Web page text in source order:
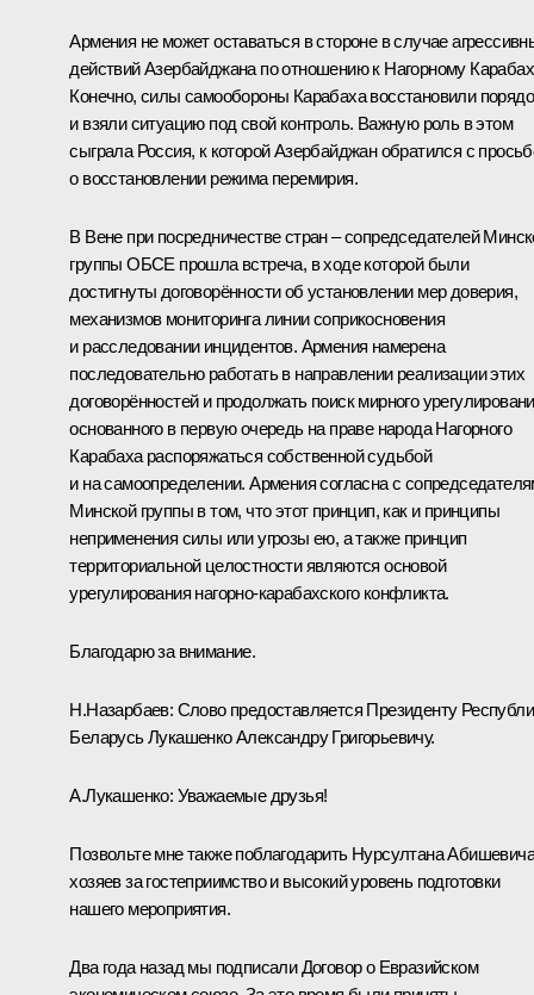
Армения не может оставаться в стороне в случае
действий Азербайджана по отношению к Нагорному
Конечно, силы самообороны Карабаха восстановили
и взяли ситуацию под свой контроль. Важную роль в этом
сыграла Россия, к которой Азербайджан обратился с
о восстановлении режима перемирия.
В Вене при посредничестве стран – сопредседателей
группы ОБСЕ прошла встреча, в ходе которой были
достигнуты договорённости об установлении мер доверия,
механизмов мониторинга линии соприкосновения
и расследовании инцидентов. Армения намерена
последовательно работать в направлении реализации этих
договорённостей и продолжать поиск мирного
основанного в первую очередь на праве народа Нагорного
Карабаха распоряжаться собственной судьбой
и на самоопределении. Армения согласна с
Минской группы в том, что этот принцип, как и принципы
неприменения силы или угрозы ею, а также принцип
территориальной целостности являются основой
урегулирования нагорно-карабахского конфликта.
Благодарю за внимание.
Н.Назарбаев: Слово предоставляется Президенту
Беларусь Лукашенко Александру Григорьевичу.
А.Лукашенко: Уважаемые друзья!
Позвольте мне также поблагодарить Нурсултана
хозяев за гостеприимство и высокий уровень подготовки
нашего мероприятия.
Два года назад мы подписали Договор о Евразийском